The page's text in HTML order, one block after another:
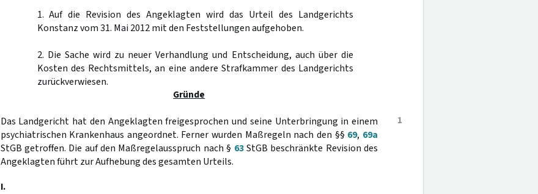
1. Auf die Revision des Angeklagten wird das Urteil des Landgerichts
Konstanz vom 31. Mai 2012 mit den Feststellungen aufgehoben.
2. Die Sache wird zu neuer Verhandlung und Entscheidung, auch über die
Kosten des Rechtsmittels, an eine andere Strafkammer des Landgerichts
zurückverwiesen.
Gründe
1
Das Landgericht hat den Angeklagten freigesprochen und seine Unterbringung in einem
psychiatrischen Krankenhaus angeordnet. Ferner wurden Maßregeln nach den §§ 69, 69a
StGB getroffen. Die auf den Maßregelausspruch nach § 63StGB beschränkte Revision des
Angeklagten führt zur Aufhebung des gesamten Urteils.
I.